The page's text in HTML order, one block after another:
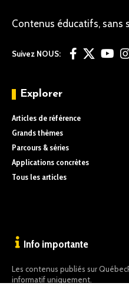
Contenus éducatifs, sans
Suivez NOUS:
Explorer
Articles de référence
Grands thèmes
Parcours & séries
Applications concrètes
Tous les articles
Info importante
Les contenus publiés sur
informatif uniquement.